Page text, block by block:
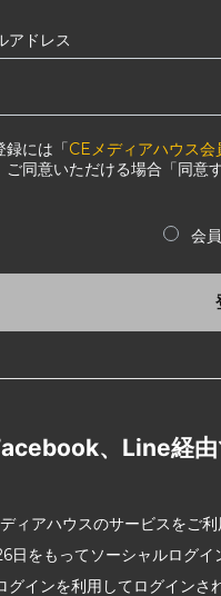
アドレス
録には「CEメディアハウス会
ご同意いただける場合「同意
会
、Line経
ィアハウスのサービスをご
日をもってソーシャルログイ
グインを利用してログインさ